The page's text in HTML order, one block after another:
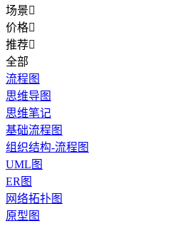
场景
价格
推荐
全部
流程图
思维导图
思维笔记
基础流程图
组织结构-流程图
UML图
ER图
网络拓扑图
原型图